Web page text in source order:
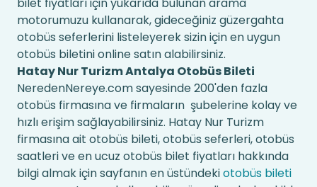
motorumuzu kullanarak, gideceğiniz güzergahta
otobüs seferlerini listeleyerek sizin için en uygun
otobüs biletini online satın alabilirsiniz.
Hatay Nur Turizm Antalya Otobüs Bileti
NeredenNereye.com sayesinde 200'den fazla
otobüs firmasına ve firmaların şubelerine kolay ve
hızlı erişim sağlayabilirsiniz. Hatay Nur Turizm
firmasına ait otobüs bileti, otobüs seferleri, otobüs
saatleri ve en ucuz otobüs bilet fiyatları hakkında
bilgi almak için sayfanın en üstündekiotobüs bileti